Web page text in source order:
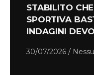
STABILITO
SPORTIVA
INDAGINI
30/07/2026